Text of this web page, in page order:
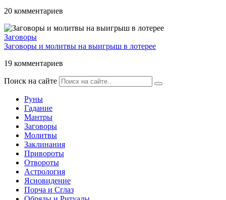
20 комментариев
Заговоры
Заговоры и молитвы на выигрыш в лотерее
19 комментариев
Поиск на сайте
Руны
Гадание
Мантры
Заговоры
Молитвы
Заклинания
Привороты
Отвороты
Астрология
Ясновидение
Порча и Сглаз